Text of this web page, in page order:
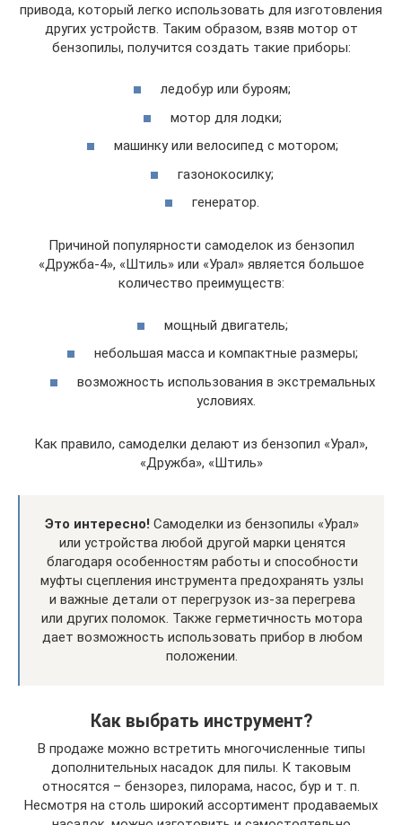
привода, который легко использовать для изготовления
других устройств. Таким образом, взяв мотор от
бензопилы, получится создать такие приборы:
ледобур или буроям;
мотор для лодки;
машинку или велосипед с мотором;
газонокосилку;
генератор.
Причиной популярности самоделок из бензопил
«Дружба-4», «Штиль» или «Урал» является большое
количество преимуществ:
мощный двигатель;
небольшая масса и компактные размеры;
возможность использования в экстремальных
условиях.
Как правило, самоделки делают из бензопил «Урал»,
«Дружба», «Штиль»
Это интересно! Самоделки из бензопилы «Урал»
или устройства любой другой марки ценятся
благодаря особенностям работы и способности
муфты сцепления инструмента предохранять узлы
и важные детали от перегрузок из-за перегрева
или других поломок. Также герметичность мотора
дает возможность использовать прибор в любом
положении.
Как выбрать инструмент?
В продаже можно встретить многочисленные типы
дополнительных насадок для пилы. К таковым
относятся – бензорез, пилорама, насос, бур и т. п.
Несмотря на столь широкий ассортимент продаваемых